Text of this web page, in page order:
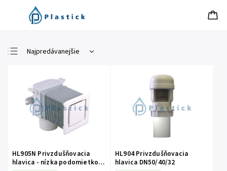
Najpredávanejšie
Najdrahšie
Abecedne
HL905N Privzdušňovacia
hlavica - nízka podomietková
HL904 Privzdušňovacia
hlavica DN50/40/32